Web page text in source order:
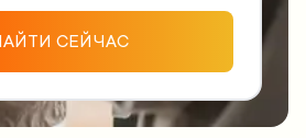
СЕЙЧАС